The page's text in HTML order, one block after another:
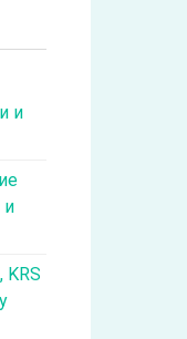
и
и
KRS